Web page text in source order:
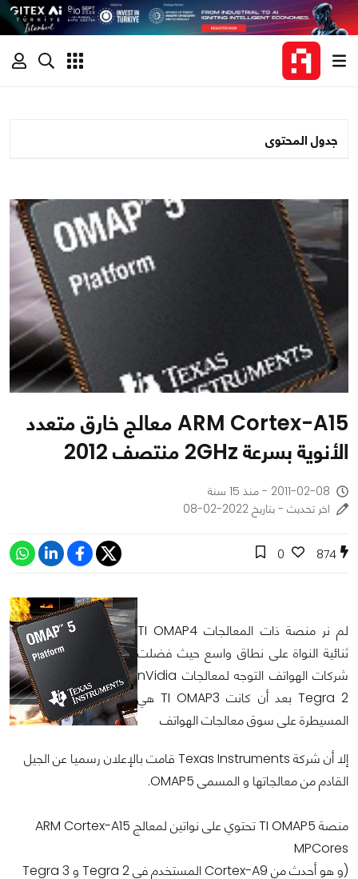
جدول المحتوى
ARM Cortex-A15 معالج خارق متعدد
الأنوية بسرعة 2GHz منتصف 2012
2011-02-08 - منذ 15 سنة
اخر تحديث - بتاريخ 2022-02-08
874
0
لم نر منصة ذات المعالجات TI OMAP4
ثنائية النواة على نطاق واسع حيث فضلت
شركات الهواتف التوجه لمعالجات nVidia
Tegra 2 بعد أن كانت TI OMAP3 هي
المسيطرة على سوق معالجات الهواتف
إلا أن شركة Texas Instruments قامت بالإعلان رسميا عن الجيل
القادم من معالجاتها و المسمى OMAP5.
منصة TI OMAP5 تحتوي على نواتين لمعالج ARM Cortex-A15
MPCores
(و هو أحدث من Cortex-A9 المستخدم في Tegra 2 و Tegra 3